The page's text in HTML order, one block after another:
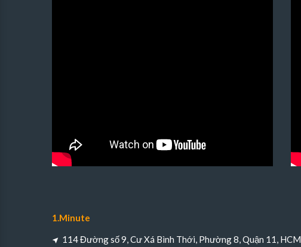
1.Minute
114 Đường số 9, Cư Xá Bình Thới, Phường 8, Quận 11, HCM